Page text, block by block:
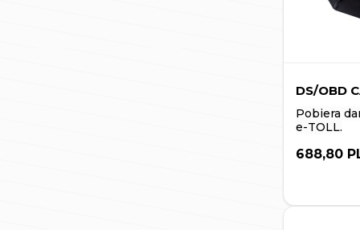
DS/OBD
Pobiera
e-TOLL.
688,80